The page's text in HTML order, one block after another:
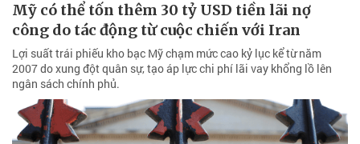
Mỹ có thể tốn thêm 30 tỷ USD tiền lãi nợ
công do tác động từ cuộc chiến với Iran
Lợi suất trái phiếu kho bạc Mỹ chạm mức cao kỷ lục kể từ năm
2007 do xung đột quân sự, tạo áp lực chi phí lãi vay khổng lồ lên
ngân sách chính phủ.